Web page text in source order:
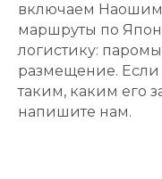
включаем
маршруты по
логистику:
размещение. Если
таким, каким его
напишите нам.